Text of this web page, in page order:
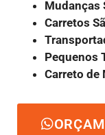
Mudanças
Carretos
Pequenos
Carreto de